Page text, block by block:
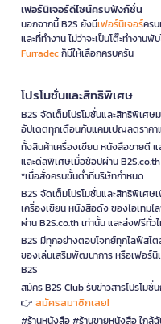
เฟอร์นิเจอร์ดีไซน์ครบฟังก์ชั่น
นอกจากนี้ B2S ยังมีเฟอร์นิเจอร์คร
และที่ทำงาน ไม่ว่าจะเป็นโต๊ะทำงาน
Furradecก็มีให้เลือกครบครัน
โปรโมชั่นและสิทธิพิเศษ
B2S จัดเต็มโปรโมชั่นและสิทธิพิเศ
อัปเดตทุกเดือนกับแคมเปญลดราคา
ทั้งสินค้าเครื่องเขียน หนังสือขายดี
และดีลพิเศษเมื่อช้อปผ่าน
*เมื่อสั่งครบขั้นต่ำที่บริษัทกำหนด
B2S จัดเต็มโปรโมชั่นและสิทธิพิเศ
เครื่องเขียน หนังสือดัง ของไอเท
ผ่าน B2S.co.th เท่านั้น และส่งฟรีทั่
B2S มีทุกอย่างตอบโจทย์ทุกไลฟ์สไ
ของเล่นเสริมพัฒนาการ หรือเฟอร์นิ
B2S
สมัคร B2S Club รับข่าวสารโปรโม
👉 สมัครสมาชิกเลย!
#ร้านหนังสือ #ร้านขายหนังสือ ใกล้